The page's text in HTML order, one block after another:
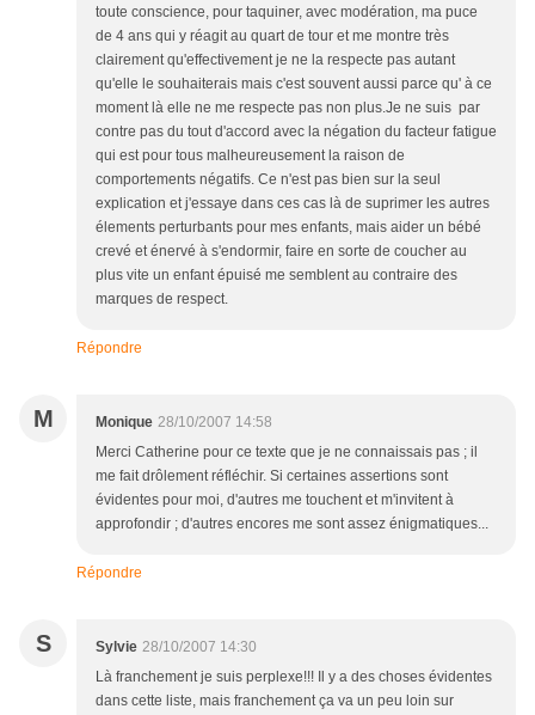
toute conscience, pour taquiner, avec modération, ma puce
de 4 ans qui y réagit au quart de tour et me montre très
clairement qu'effectivement je ne la respecte pas autant
qu'elle le souhaiterais mais c'est souvent aussi parce qu' à ce
moment là elle ne me respecte pas non plus.Je ne suis par
contre pas du tout d'accord avec la négation du facteur fatigue
qui est pour tous malheureusement la raison de
comportements négatifs. Ce n'est pas bien sur la seul
explication et j'essaye dans ces cas là de suprimer les autres
élements perturbants pour mes enfants, mais aider un bébé
crevé et énervé à s'endormir, faire en sorte de coucher au
plus vite un enfant épuisé me semblent au contraire des
marques de respect.
Répondre
M Monique 28/10/2007 14:58
Merci Catherine pour ce texte que je ne connaissais pas ; il
me fait drôlement réfléchir. Si certaines assertions sont
évidentes pour moi, d'autres me touchent et m'invitent à
approfondir ; d'autres encores me sont assez énigmatiques...
Répondre
S Sylvie 28/10/2007 14:30
Là franchement je suis perplexe!!! Il y a des choses évidentes
dans cette liste, mais franchement ça va un peu loin sur